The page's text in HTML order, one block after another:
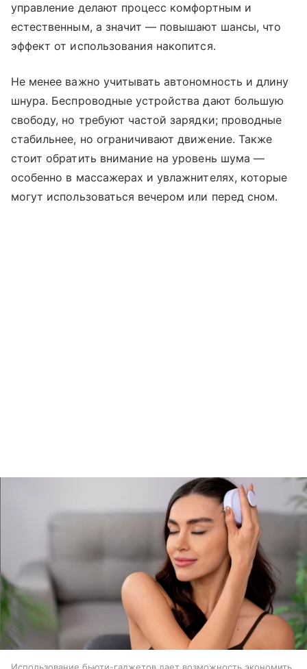
управление делают процесс комфортным и
естественным, а значит — повышают шансы, что
эффект от использования накопится.
Не менее важно учитывать автономность и длину
шнура. Беспроводные устройства дают большую
свободу, но требуют частой зарядки; проводные
стабильнее, но ограничивают движение. Также
стоит обратить внимание на уровень шума —
особенно в массажерах и увлажнителях, которые
могут использоваться вечером или перед сном.